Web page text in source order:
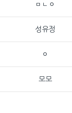
ㅁㄴㅇ
성유정
ㅇ
모모